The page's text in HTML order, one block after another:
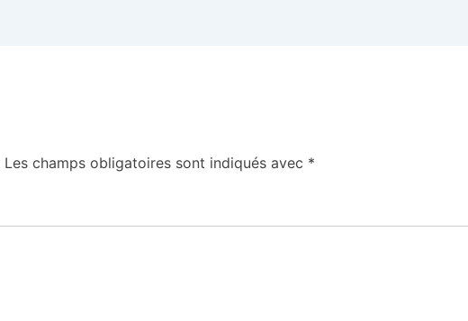
Les champs obligatoires sont indiqués avec *